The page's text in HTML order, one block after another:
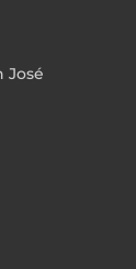
José